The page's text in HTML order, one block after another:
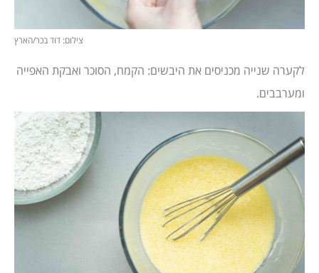
צילום: דוד בכר/הארץ
לקערה שנייה מכניסים את היבשים: הקמח, הסוכר ואבקת האפייה
ומערבבים.